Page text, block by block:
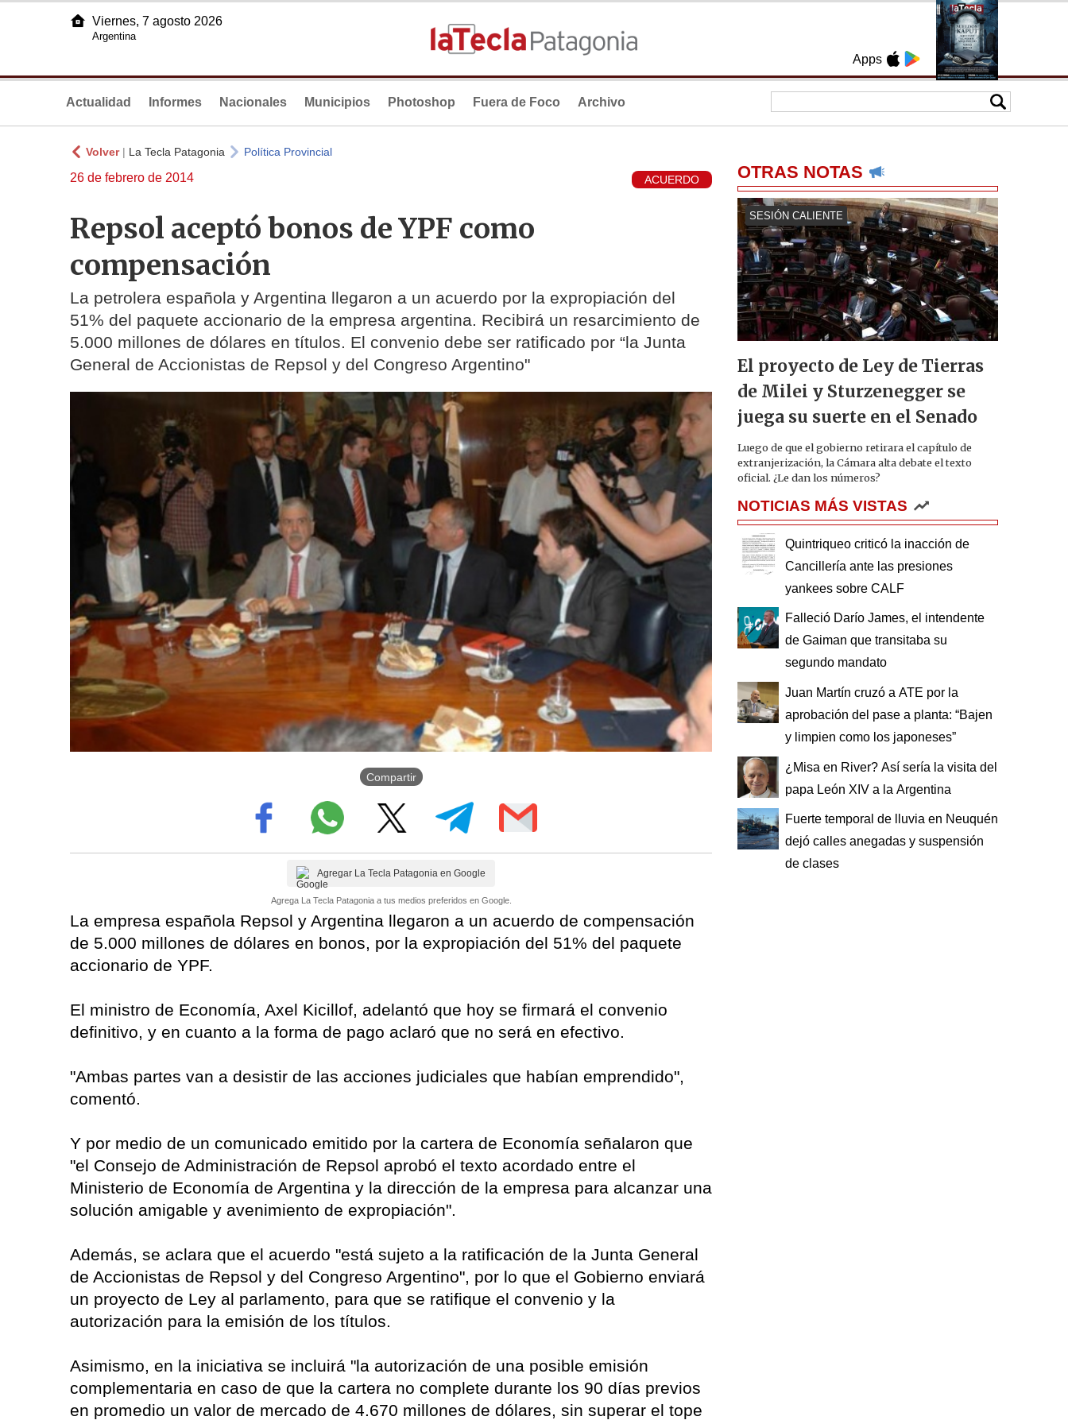
Apps
Viernes, 7 agosto 2026
Argentina
Actualidad Informes Nacionales Municipios Photoshop Fuera de Foco Archivo
Volver| La Tecla Patagonia Política Provincial
26 de febrero de 2014 ACUERDO
Repsol aceptó bonos de YPF como
compensación
La petrolera española y Argentina llegaron a un acuerdo por la expropiación del
51% del paquete accionario de la empresa argentina. Recibirá un resarcimiento de
5.000 millones de dólares en títulos. El convenio debe ser ratificado por “la Junta
General de Accionistas de Repsol y del Congreso Argentino"
Compartir
Agregar La Tecla Patagonia en Google
Agrega La Tecla Patagonia a tus medios preferidos en Google.
La empresa española Repsol y Argentina llegaron a un acuerdo de compensación
de 5.000 millones de dólares en bonos, por la expropiación del 51% del paquete
accionario de YPF.
El ministro de Economía, Axel Kicillof, adelantó que hoy se firmará el convenio
definitivo, y en cuanto a la forma de pago aclaró que no será en efectivo.
"Ambas partes van a desistir de las acciones judiciales que habían emprendido",
comentó.
Y por medio de un comunicado emitido por la cartera de Economía señalaron que
"el Consejo de Administración de Repsol aprobó el texto acordado entre el
Ministerio de Economía de Argentina y la dirección de la empresa para alcanzar una
solución amigable y avenimiento de expropiación".
Además, se aclara que el acuerdo "está sujeto a la ratificación de la Junta General
de Accionistas de Repsol y del Congreso Argentino", por lo que el Gobierno enviará
un proyecto de Ley al parlamento, para que se ratifique el convenio y la
autorización para la emisión de los títulos.
Asimismo, en la iniciativa se incluirá "la autorización de una posible emisión
complementaria en caso de que la cartera no complete durante los 90 días previos
en promedio un valor de mercado de 4.670 millones de dólares, sin superar el tope
OTRAS NOTAS
SESIÓN CALIENTE
El proyecto de Ley de Tierras
de Milei y Sturzenegger se
juega su suerte en el Senado
Luego de que el gobierno retirara el capítulo de
extranjerización, la Cámara alta debate el texto
oficial. ¿Le dan los números?
NOTICIAS MÁS VISTAS
Quintriqueo criticó la inacción de
Cancillería ante las presiones
yankees sobre CALF
Falleció Darío James, el intendente
de Gaiman que transitaba su
segundo mandato
Juan Martín cruzó a ATE por la
aprobación del pase a planta: “Bajen
y limpien como los japoneses”
¿Misa en River? Así sería la visita del
papa León XIV a la Argentina
Fuerte temporal de lluvia en Neuquén
dejó calles anegadas y suspensión
de clases